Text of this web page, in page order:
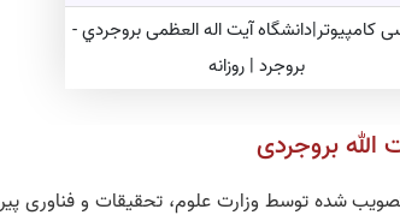
کامپيوتر|دانشگاه آیت اله العظمی بروجردي -
بروجرد | روزانه
بروجردی
شده توسط وزارت علوم، تحقیقات و فناوری